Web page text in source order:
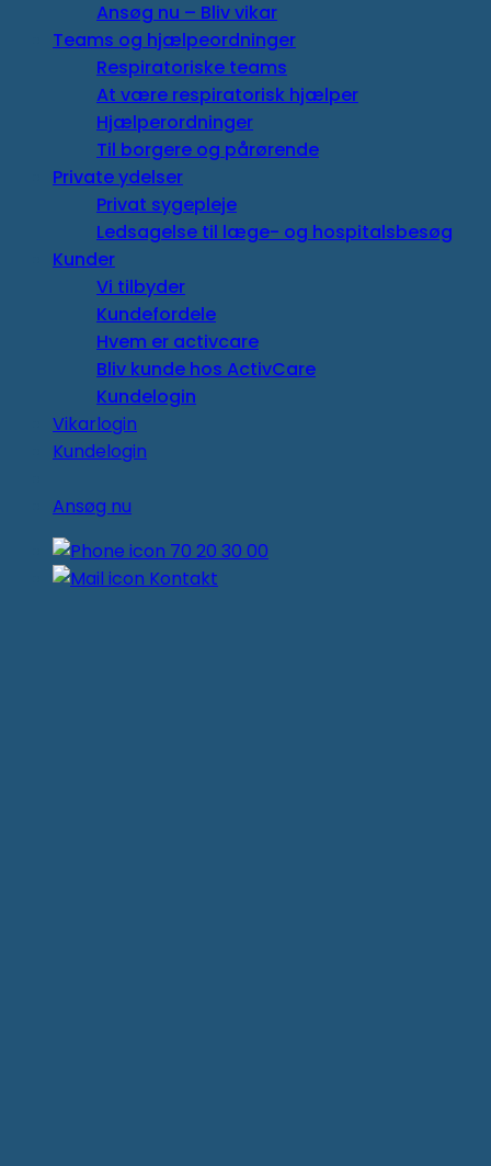
Ansøg nu – Bliv vikar
Teams og hjælpeordninger
Respiratoriske teams
At være respiratorisk hjælper
Hjælperordninger
Til borgere og pårørende
Private ydelser
Privat sygepleje
Ledsagelse til læge- og hospitalsbesøg
Kunder
Vi tilbyder
Kundefordele
Hvem er activcare
Bliv kunde hos ActivCare
Kundelogin
Vikarlogin
Kundelogin
Ansøg nu
70 20 30 00
Kontakt